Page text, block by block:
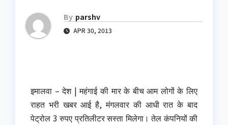
By parshv
APR 30, 2013
इमालवा – देश | महंगाई की मार के बीच आम लोगों के लिए
राहत भरी खबर आई है, मंगलवार की आधी रात के बाद
पेट्रोल 3 रुपए प्रतिलीटर सस्ता मिलेगा। तेल कंपनियों की